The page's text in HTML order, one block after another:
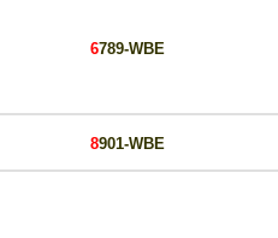
6789-WBE
8901-WBE